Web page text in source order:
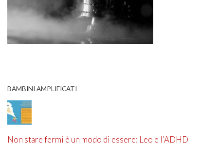
BAMBINI AMPLIFICATI
Non stare fermi è un modo di essere: Leo e l’ADHD